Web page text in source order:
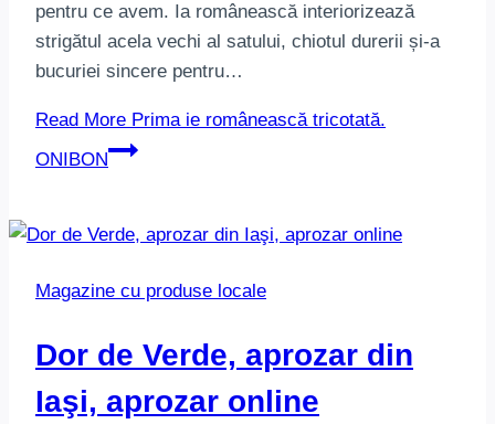
pentru ce avem. Ia românească interiorizează
strigătul acela vechi al satului, chiotul durerii și-a
bucuriei sincere pentru…
Read More Prima ie românească tricotată.
ONIBON
Magazine cu produse locale
Dor de Verde, aprozar din
Iaşi, aprozar online